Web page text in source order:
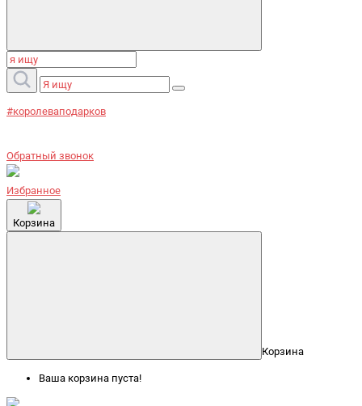
#королеваподарков
Обратный звонок
Избранное
Корзина
Корзина
Ваша корзина пуста!